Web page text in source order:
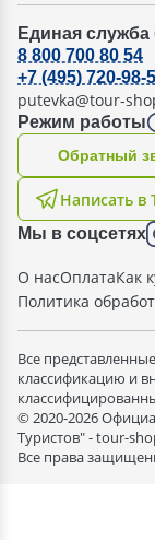
Единая
Режим работы
8 800 700 80 54
+7 (495) 720-98-
putevka@tour-
Написать в
Oбратный
Мы в соцсетях
О насОплатаКак
Политика
Все
классификацию и
© 2020-2026
Туристов" - tour-
Все права